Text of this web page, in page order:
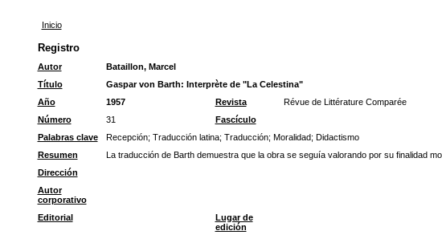
Inicio
Registro
Autor
Bataillon, Marcel
Título
Gaspar von Barth: Interprète de "La Celestina"
Año
1957 Revista Révue de Littérature Comparée
Número
31 Fascículo
Palabras clave
Recepción; Traducción latina; Traducción; Moralidad; Didactismo
Resumen
La traducción de Barth demuestra que la obra se seguía valorando por su finalidad
Dirección
Autor
corporativo
Editorial
Lugar de
edición